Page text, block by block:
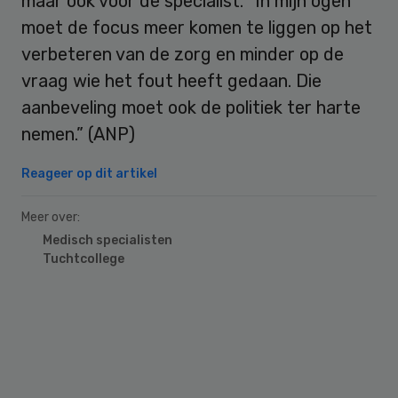
moet de focus meer komen te liggen op het
verbeteren van de zorg en minder op de
vraag wie het fout heeft gedaan. Die
aanbeveling moet ook de politiek ter harte
nemen.” (ANP)
Reageer op dit artikel
Meer over:
Medisch specialisten
Tuchtcollege